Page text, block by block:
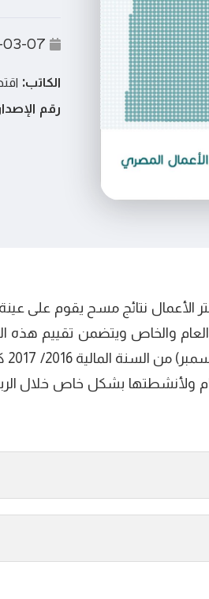
2017-03-07
الكاتب:
رقم
والخاص ويتضمن تقييم هذه
ولأنشطتها بشكل خاص خلال الربع